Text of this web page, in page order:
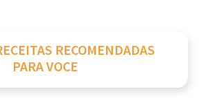
RECOMENDADAS
PARA VOCE